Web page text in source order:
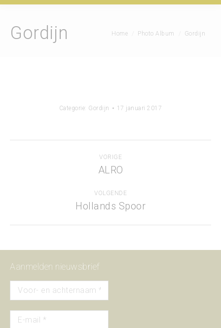
Gordijn Je bent hier:
Home Photo Album Gordijn
Categorie: Gordijn 17 januari 2017
VORIGE
Vorig
ALRO
VOLGENDE
Volgend
Hollands Spoor
Aanmelden nieuwsbrief